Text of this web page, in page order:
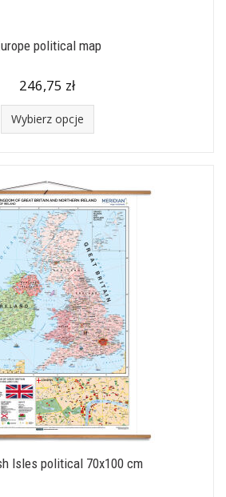
political map
246,75 zł
Wybierz opcje
Isles political 70x100 cm